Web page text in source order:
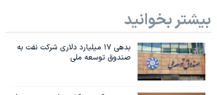
بیشتر بخوانید
بدهی ۱۷ میلیارد دلاری شرکت نفت به
صندوق توسعه ملی